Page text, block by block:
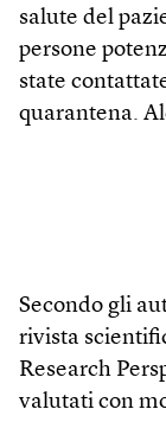
salute del
persone
state
quarantena.
Secondo gli
rivista
Research
valutati con